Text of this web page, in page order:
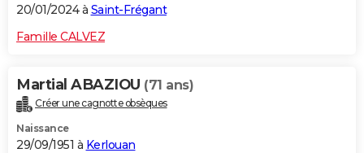
20/01/2024 à Saint-Frégant
Famille CALVEZ
Martial ABAZIOU (71 ans)
Créer une cagnotte obsèques
Naissance
29/09/1951 à Kerlouan